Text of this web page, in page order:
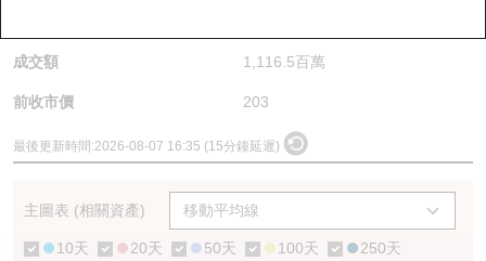
成交額 1,116.5百萬
前收市價 203
最後更新時間:2026-08-07 16:35 (15分鐘延遲)
主圖表 (相關資產)
10天 20天 50天 100天 250天
認股證分析儀
引伸波幅比較圖
認股證文件及公告
新發行瑞銀牛熊證
即將到期牛熊證
牛熊證到期結算價查詢
牛熊證分析儀
街貨統計
科指成份股
業績及經濟日曆
AH 股價對照
牛熊證投資者教育